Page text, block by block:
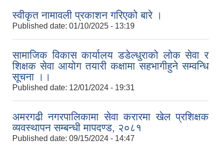
स्वीकृत नामावली प्रकाशन गरिएको बारे ।
Published date: 01/10/2025 - 13:19
सामाजिक विकास कार्यालय डडेल्धुराको लोक सेवा र
शिक्षक सेवा आयोग तयारी कक्षामा सहभागीहुने सम्वन्धि
सूचना ।।
Published date: 12/01/2024 - 19:31
अमरगढी नगरपालिकामा सेवा करारमा खेल प्रशिक्षक
व्यवस्थापन सम्बन्धी मापदण्ड, २०८१
Published date: 09/15/2024 - 14:47